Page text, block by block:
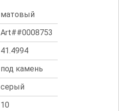
матовый
Art##0008753
41.4994
под камень
серый
10